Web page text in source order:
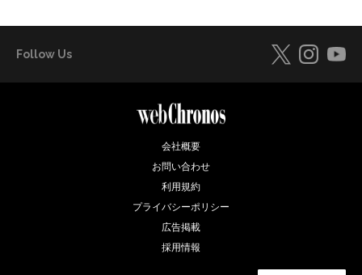
Follow Us
会社概要
お問い合わせ
利用規約
プライバシーポリシー
広告掲載
採用情報